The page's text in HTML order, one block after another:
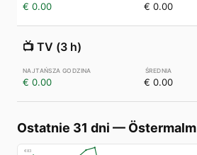
€ 0.00 € 0.00
📺 TV (3 h)
€ 0.00 € 0.00
Ostatnie 31 dni — Östermalm
€83